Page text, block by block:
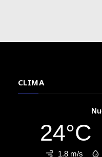
CLIMA
24°C
1.8 m/s